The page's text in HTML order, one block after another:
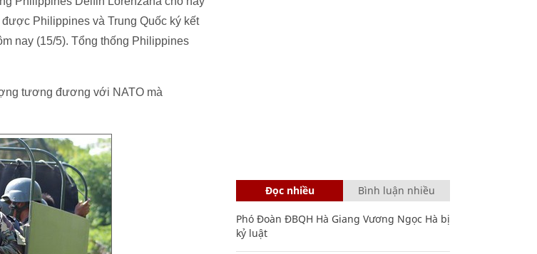
Philippines và Trung Quốc ký kết
nay (15/5). Tổng thống Philippines
tương đương với NATO mà
Đọc nhiều Bình luận nhiều
Phó Đoàn ĐBQH Hà Giang Vương Ngọc Hà bị
kỷ luật